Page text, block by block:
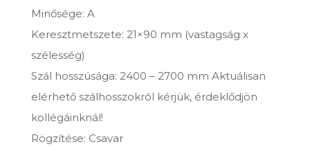
Minősége: A
Keresztmetszete: 21×90 mm (vastagság x
szélesség)
Szál hosszúsága: 2400 – 2700 mm Aktuálisan
elérhető szálhosszokról kérjük, érdeklődjön
kollégáinknál!
Rögzítése: Csavar